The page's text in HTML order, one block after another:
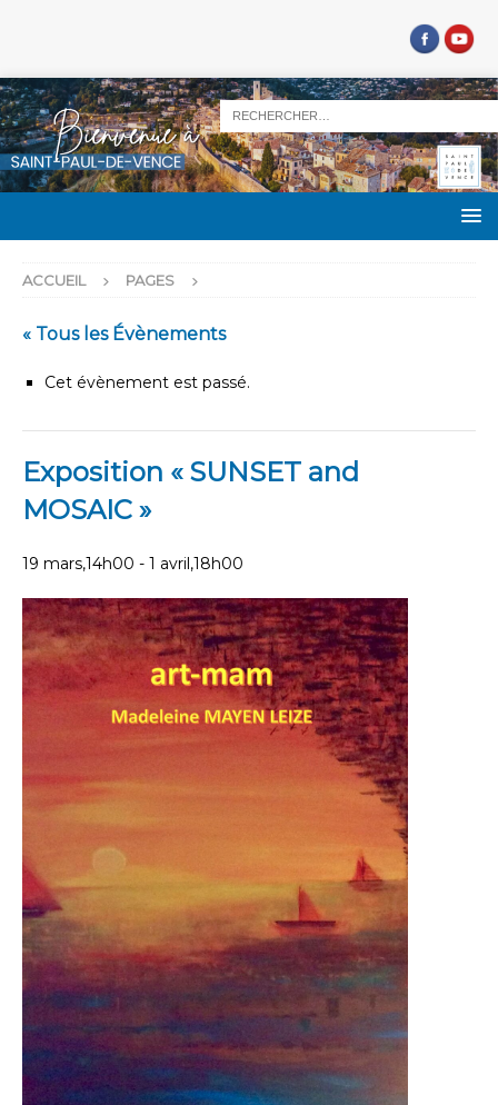
ACCUEIL PAGES
« Tous les Évènements
Cet évènement est passé.
Exposition « SUNSET and
MOSAIC »
19 mars,14h00 - 1 avril,18h00